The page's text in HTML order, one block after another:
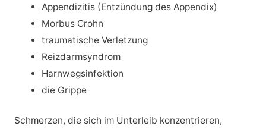
Appendizitis (Entzündung des Appendix)
Morbus Crohn
traumatische Verletzung
Reizdarmsyndrom
Harnwegsinfektion
die Grippe
Schmerzen, die sich im Unterleib konzentrieren,